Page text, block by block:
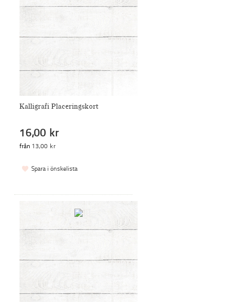
Kalligrafi Placeringskort
16,00 kr
från 13,00 kr
Spara i önskelista